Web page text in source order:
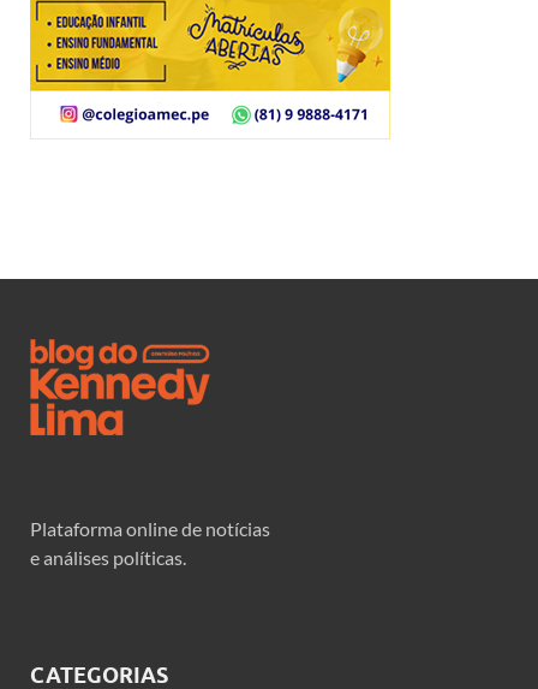
Plataforma online de notícias
e análises políticas.
CATEGORIAS